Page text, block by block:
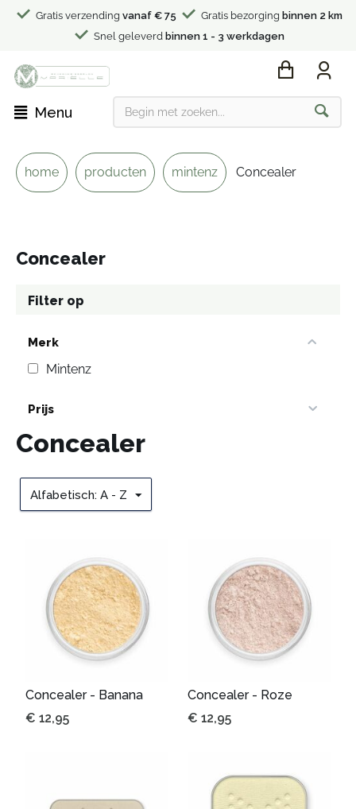
Gratis verzending vanaf € 75 Gratis bezorging binnen 2 km
Snel geleverd binnen 1 - 3 werkdagen
Menu
home producten mintenz Concealer
Concealer
Filter op
Merk
Mintenz
Prijs
Concealer
Alfabetisch: A - Z
Concealer - Banana
€ 12,95
Concealer - Roze
€ 12,95